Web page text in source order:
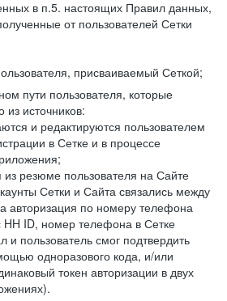
в п.5. настоящих Правил данных,
от пользователей Сетки
присваиваемый Сеткой;
пути пользователя, которые
из источников:
и редактируются пользователем
в Сетке и в процессе
из резюме пользователя на Сайте
Сетки и Сайта связались между
авторизация по номеру телефона
HH ID, номер телефона в Сетке
и пользователь смог подтвердить
одноразового кода, и/или
токен авторизации в двух